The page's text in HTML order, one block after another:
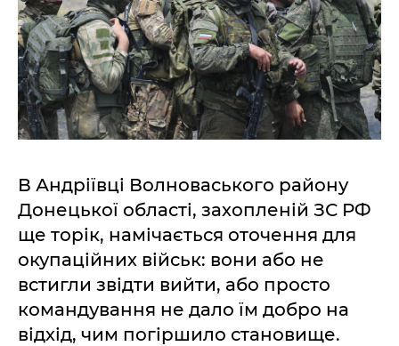
В Андріївці Волноваського району
Донецької області, захопленій ЗС РФ
ще торік, намічається оточення для
окупаційних військ: вони або не
встигли звідти вийти, або просто
командування не дало їм добро на
відхід, чим погіршило становище.